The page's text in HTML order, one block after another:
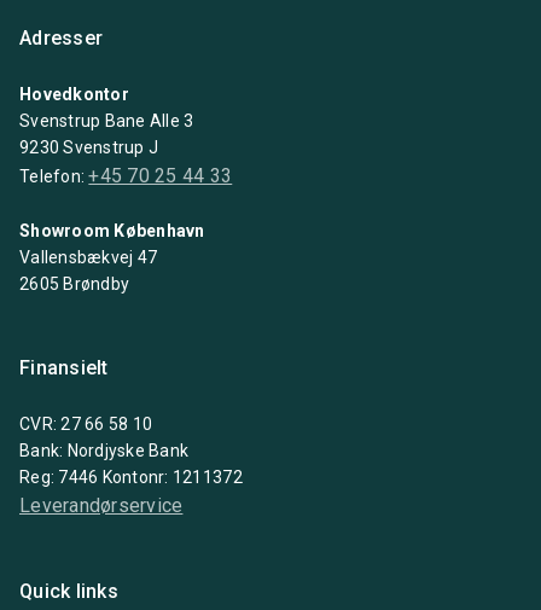
Adresser
Hovedkontor
Svenstrup Bane Alle 3
9230 Svenstrup J
Telefon:+45 70 25 44 33
Showroom København
Vallensbækvej 47
2605 Brøndby
Finansielt
CVR: 27 66 58 10
Bank: Nordjyske Bank
Reg: 7446 Kontonr: 1211372
Leverandørservice
Quick links